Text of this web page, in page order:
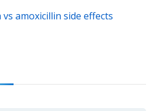
amoxicillin side effects